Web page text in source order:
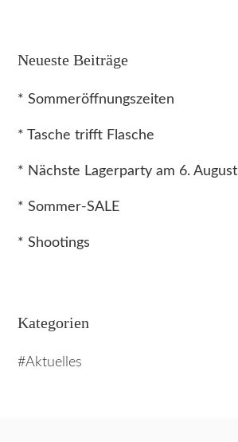
Neueste Beiträge
* Sommeröffnungszeiten
* Tasche trifft Flasche
* Nächste Lagerparty am 6. August
* Sommer-SALE
* Shootings
Kategorien
Aktuelles